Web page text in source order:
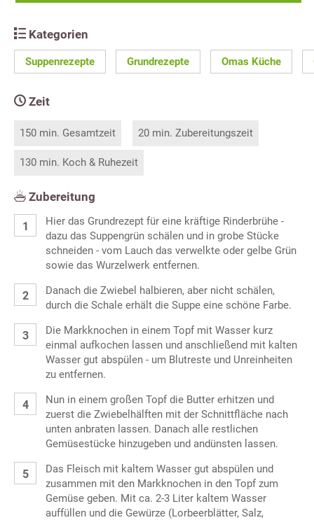
Kategorien
Suppenrezepte Grundrezepte Omas Küche
Zeit
150 min. Gesamtzeit 20 min. Zubereitungszeit
130 min. Koch & Ruhezeit
Zubereitung
Hier das Grundrezept für eine kräftige Rinderbrühe -
dazu das Suppengrün schälen und in grobe Stücke
schneiden - vom Lauch das verwelkte oder gelbe Grün
sowie das Wurzelwerk entfernen.
Danach die Zwiebel halbieren, aber nicht schälen,
durch die Schale erhält die Suppe eine schöne Farbe.
Die Markknochen in einem Topf mit Wasser kurz
einmal aufkochen lassen und anschließend mit kalten
Wasser gut abspülen - um Blutreste und Unreinheiten
zu entfernen.
Nun in einem großen Topf die Butter erhitzen und
zuerst die Zwiebelhälften mit der Schnittfläche nach
unten anbraten lassen. Danach alle restlichen
Gemüsestücke hinzugeben und andünsten lassen.
Das Fleisch mit kaltem Wasser gut abspülen und
zusammen mit den Markknochen in den Topf zum
Gemüse geben. Mit ca. 2-3 Liter kaltem Wasser
auffüllen und die Gewürze (Lorbeerblätter, Salz,